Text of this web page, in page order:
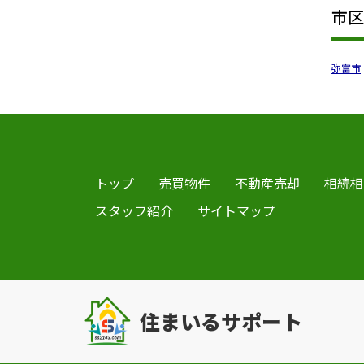
市
弥富市
トップ 売買物件 不動産売却
相続
スタッフ紹介
サイトマップ
住まいるサポート